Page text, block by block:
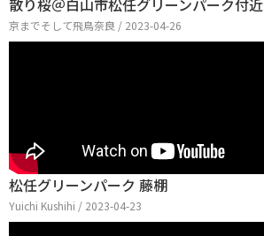
散り桜＠白山市松任グリーンパーク付近
京までそして飛鳥奈良 / 2023-04-26
松任グリーンパーク 藤棚
Yuichi Kushihi / 2023-04-23